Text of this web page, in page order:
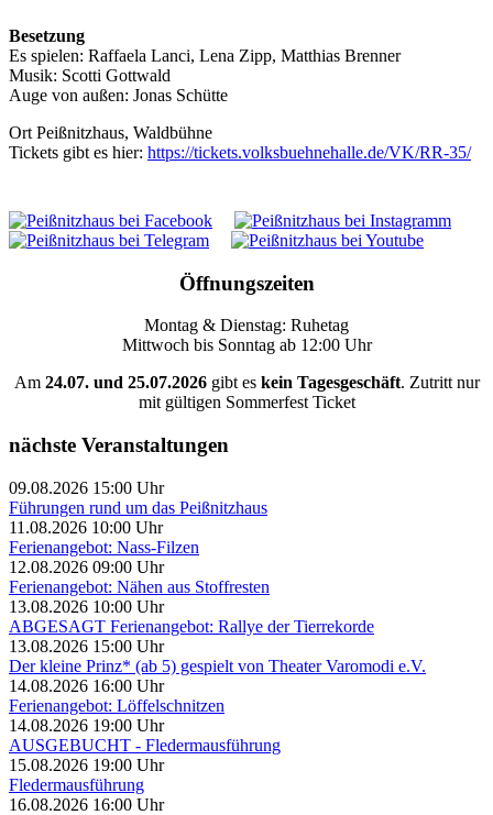
Besetzung
Es spielen: Raffaela Lanci, Lena Zipp, Matthias Brenner
Musik: Scotti Gottwald
Auge von außen: Jonas Schütte
Ort Peißnitzhaus, Waldbühne
Tickets gibt es hier: https://tickets.volksbuehnehalle.de/VK/RR-35/
Öffnungszeiten
Montag & Dienstag: Ruhetag
Mittwoch bis Sonntag ab 12:00 Uhr
Am 24.07. und 25.07.2026gibt eskein Tagesgeschäft. Zutritt nur
mit gültigen Sommerfest Ticket
nächste Veranstaltungen
09.08.2026 15:00 Uhr
Führungen rund um das Peißnitzhaus
11.08.2026 10:00 Uhr
Ferienangebot: Nass-Filzen
12.08.2026 09:00 Uhr
Ferienangebot: Nähen aus Stoffresten
13.08.2026 10:00 Uhr
ABGESAGT Ferienangebot: Rallye der Tierrekorde
13.08.2026 15:00 Uhr
Der kleine Prinz* (ab 5) gespielt von Theater Varomodi e.V.
14.08.2026 16:00 Uhr
Ferienangebot: Löffelschnitzen
14.08.2026 19:00 Uhr
AUSGEBUCHT - Fledermausführung
15.08.2026 19:00 Uhr
Fledermausführung
16.08.2026 16:00 Uhr